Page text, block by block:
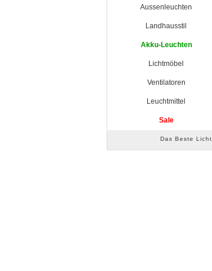
Aussenleuchten
Landhausstil
Akku-Leuchten
Lichtmöbel
Ventilatoren
Leuchtmittel
Sale
Das Beste